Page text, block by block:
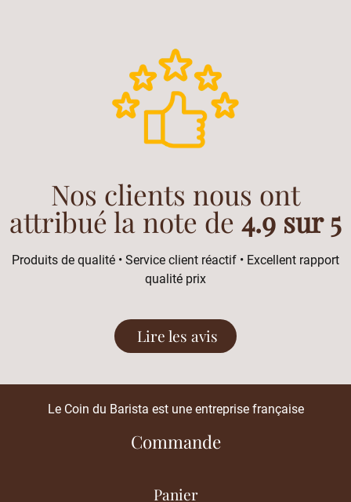
Nos clients nous ont
attribué la note de 4.9 sur 5
Produits de qualité • Service client réactif • Excellent rapport
qualité prix
Lire les avis
Le Coin du Barista est une entreprise française
Commande
Panier